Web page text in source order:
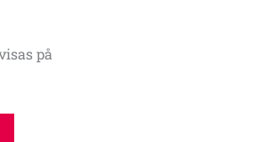
på